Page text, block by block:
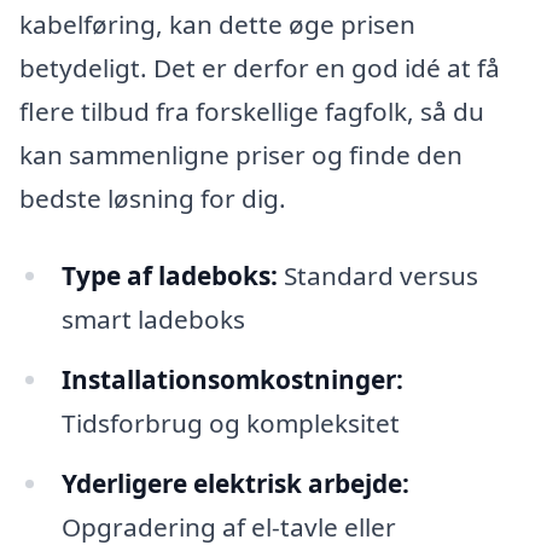
kabelføring, kan dette øge prisen
betydeligt. Det er derfor en god idé at få
flere tilbud fra forskellige fagfolk, så du
kan sammenligne priser og finde den
bedste løsning for dig.
Type af ladeboks: Standard versus
smart ladeboks
Installationsomkostninger:
Tidsforbrug og kompleksitet
Yderligere elektrisk arbejde:
Opgradering af el-tavle eller